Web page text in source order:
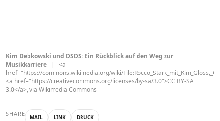
Kim Debkowski und DSDS: Ein Rückblick auf den Weg zur
Musikkarriere
|
<a
href="https://commons.wikimedia.org/wiki/
<a href="https://creativecommons.org/licenses/by-sa/3.0">CC BY-SA
3.0</a>, via Wikimedia Commons
SHARE MAIL LINK DRUCK